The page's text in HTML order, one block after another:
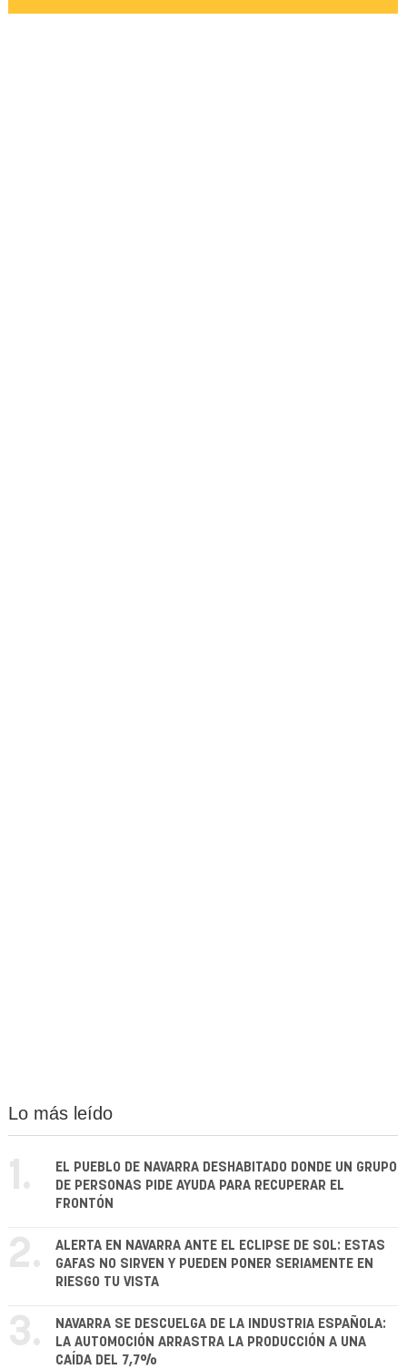
Lo más leído
1.
EL PUEBLO DE NAVARRA DESHABITADO DONDE UN GRUPO
DE PERSONAS PIDE AYUDA PARA RECUPERAR EL
FRONTÓN
2.
ALERTA EN NAVARRA ANTE EL ECLIPSE DE SOL: ESTAS
GAFAS NO SIRVEN Y PUEDEN PONER SERIAMENTE EN
RIESGO TU VISTA
3.
NAVARRA SE DESCUELGA DE LA INDUSTRIA ESPAÑOLA:
LA AUTOMOCIÓN ARRASTRA LA PRODUCCIÓN A UNA
CAÍDA DEL 7,7%